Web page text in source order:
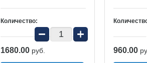
Количество:
− +
1680.00 руб. 960.00